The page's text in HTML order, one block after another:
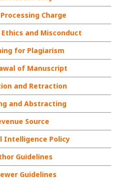
Charge
and Misconduct
for Plagiarism
of Manuscript
and Retraction
and Abstracting
Source
Intelligence Policy
Guidelines
Guidelines